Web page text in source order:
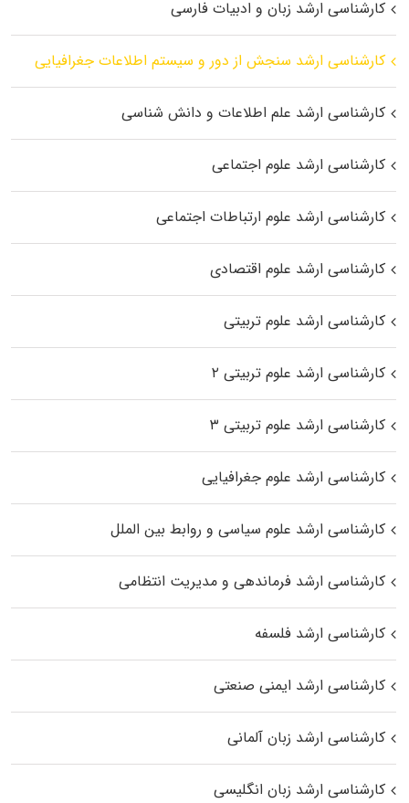
کارشناسی ارشد زبان و ادبیات فارسی
کارشناسی ارشد سنجش از دور و سیستم اطلاعات جغرافیایی
کارشناسی ارشد علم اطلاعات و دانش شناسی
کارشناسی ارشد علوم اجتماعی
کارشناسی ارشد علوم ارتباطات اجتماعی
کارشناسی ارشد علوم اقتصادی
کارشناسی ارشد علوم تربیتی
کارشناسی ارشد علوم تربیتی ۲
کارشناسی ارشد علوم تربیتی ۳
کارشناسی ارشد علوم جغرافیایی
کارشناسی ارشد علوم سیاسی و روابط بین الملل
کارشناسی ارشد فرماندهی و مدیریت انتظامی
کارشناسی ارشد فلسفه
کارشناسی ارشد ایمنی صنعتی
کارشناسی ارشد زبان آلمانی
کارشناسی ارشد زبان انگلیسی